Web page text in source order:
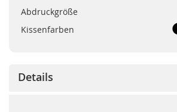
Abdruckgröße
Kissenfarben
Details